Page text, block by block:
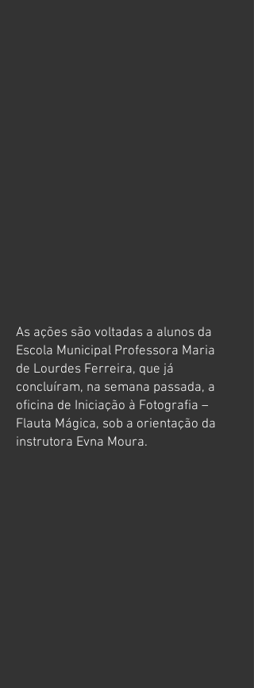
As ações são voltadas a alunos da
Escola Municipal Professora Maria
de Lourdes Ferreira, que já
concluíram, na semana passada, a
oficina de Iniciação à Fotografia –
Flauta Mágica, sob a orientação da
instrutora Evna Moura.